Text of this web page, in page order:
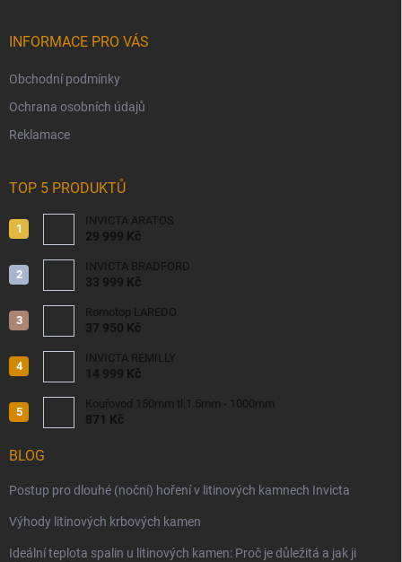
INFORMACE PRO VÁS
Obchodní podmínky
Ochrana osobních údajů
Reklamace
TOP 5 PRODUKTŮ
INVICTA ARATOS
29 999 Kč
INVICTA BRADFORD
33 999 Kč
Romotop LAREDO
37 950 Kč
INVICTA REMILLY
14 999 Kč
Kouřovod 150mm tl.1.5mm - 1000mm
871 Kč
BLOG
Postup pro dlouhé (noční) hoření v litinových kamnech Invicta
Výhody litinových krbových kamen
Ideální teplota spalin u litinových kamen: Proč je důležitá a jak ji